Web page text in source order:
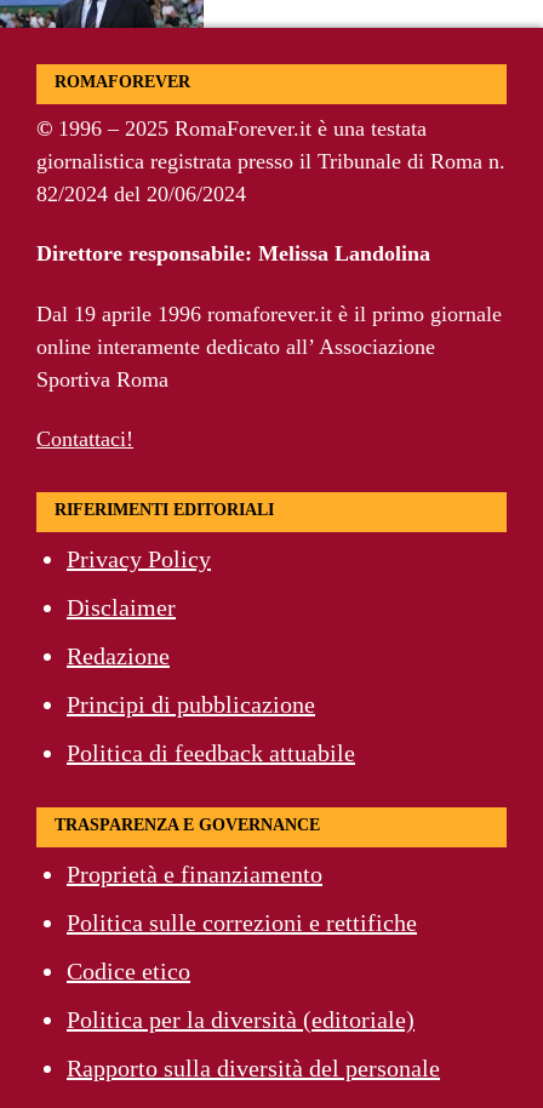
Pellegrini resta alla Roma: rinnovo di
Roma, Luis Enrique non dimentica i
giallorossi: foto con i tifosi e la maglia
Roma, un ex rivela: “Alla Roma
abbiamo costruito qualcosa di speciale”
ROMAFOREVER
© 1996 – 2025 RomaForever.it è una testata
giornalistica registrata presso il Tribunale di Roma n.
82/2024 del 20/06/2024
Direttore responsabile: Melissa Landolina
Dal 19 aprile 1996 romaforever.it è il primo giornale
online interamente dedicato all’ Associazione
Sportiva Roma
Contattaci!
RIFERIMENTI EDITORIALI
Privacy Policy
Disclaimer
Redazione
Principi di pubblicazione
Politica di feedback attuabile
TRASPARENZA E GOVERNANCE
Proprietà e finanziamento
Politica sulle correzioni e rettifiche
Codice etico
Politica per la diversità (editoriale)
Rapporto sulla diversità del personale